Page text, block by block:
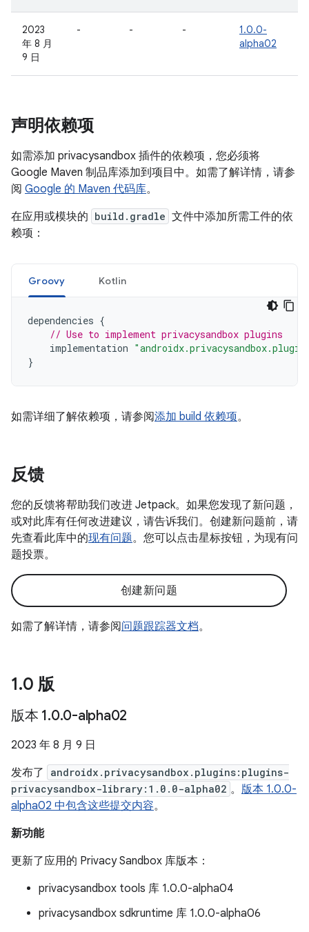
2023
年 8 月
9 日
- - -
1.0.0-
alpha02
声明依赖项
如需添加 privacysandbox 插件的依赖项，您必须将
Google Maven 制品库添加到项目中。如需了解详情，请参
阅 Google 的 Maven 代码库。
在应用或模块的 build.gradle 文件中添加所需工件的依
赖项：
Groovy Kotlin
dependencies {
// Use to implement privacysandbox plugins
implementation
}
如需详细了解依赖项，请参阅添加 build 依赖项。
反馈
您的反馈将帮助我们改进 Jetpack。如果您发现了新问题，
或对此库有任何改进建议，请告诉我们。创建新问题前，请
先查看此库中的现有问题。您可以点击星标按钮，为现有问
题投票。
创建新问题
如需了解详情，请参阅问题跟踪器文档。
1.0 版
版本 1.0.0-alpha02
2023 年 8 月 9 日
发布了
androidx.privacysandbox.plugins:plugins-
privacysandbox-library:1.0.0-alpha02 。 版本 1.0.0-
alpha02 中包含这些提交内容。
新功能
更新了应用的 Privacy Sandbox 库版本：
privacysandbox tools 库 1.0.0-alpha04
privacysandbox sdkruntime 库 1.0.0-alpha06